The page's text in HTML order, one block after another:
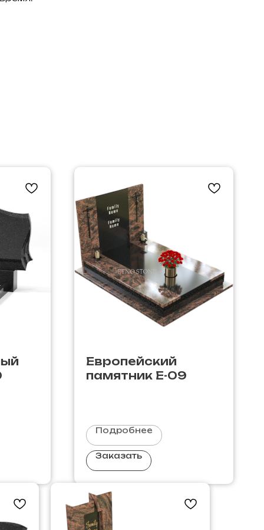
Европейский
памятник E-09
Подробнее
Заказать